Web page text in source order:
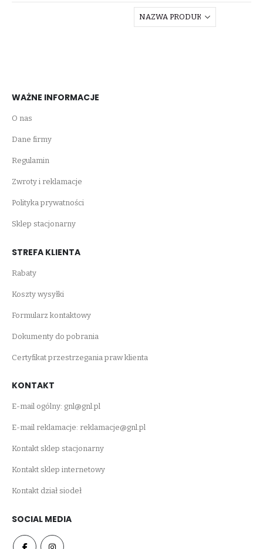
WAŻNE INFORMACJE
O nas
Dane firmy
Regulamin
Zwroty i reklamacje
Polityka prywatności
Sklep stacjonarny
STREFA KLIENTA
Rabaty
Koszty wysyłki
Formularz kontaktowy
Dokumenty do pobrania
Certyfikat przestrzegania praw klienta
KONTAKT
E-mail ogólny: gnl@gnl.pl
E-mail reklamacje: reklamacje@gnl.pl
Kontakt sklep stacjonarny
Kontakt sklep internetowy
Kontakt dział siodeł
SOCIAL MEDIA